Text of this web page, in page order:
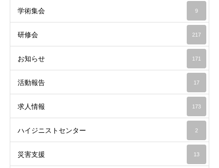
学術集会 9
研修会 217
お知らせ 171
活動報告 17
求人情報 173
ハイジニストセンター 2
災害支援 13